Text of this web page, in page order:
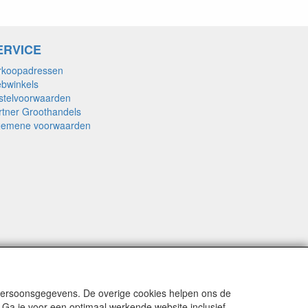
Groothandels
voorwaarden
De overige cookies helpen ons de